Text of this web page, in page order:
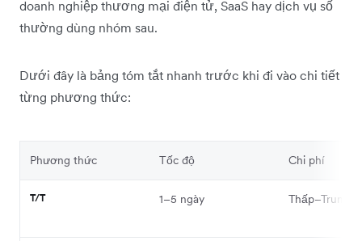
doanh nghiệp thương mại điện tử, SaaS hay dịch vụ số
thường dùng nhóm sau.
Dưới đây là bảng tóm tắt nhanh trước khi đi vào chi tiết
từng phương thức:
Phương thức Tốc độ Chi phí
T/T 1–5 ngày Thấp–Trung